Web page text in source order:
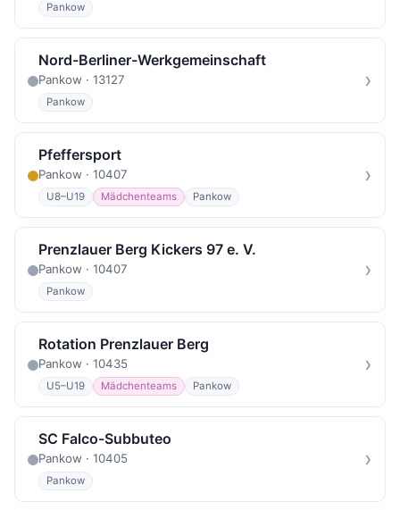
Pankow
Nord-Berliner-Werkgemeinschaft
Pankow · 13127
Pankow
›
Pfeffersport
Pankow · 10407
U8–U19 Mädchenteams Pankow
›
Prenzlauer Berg Kickers 97 e. V.
Pankow · 10407
Pankow
›
Rotation Prenzlauer Berg
Pankow · 10435
U5–U19 Mädchenteams Pankow
›
SC Falco-Subbuteo
Pankow · 10405
Pankow
›